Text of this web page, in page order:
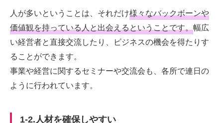
人が多いということは、それだけ様々なバックボーンや
価値観を持っている人と出会えるということです。 幅広
い経営者と直接交流したり、ビジネスの機会を得たりす
ることができます。
事業や経営に関するセミナーや交流会も、各所で連日の
ように行われています。
1-2.人材を確保しやすい